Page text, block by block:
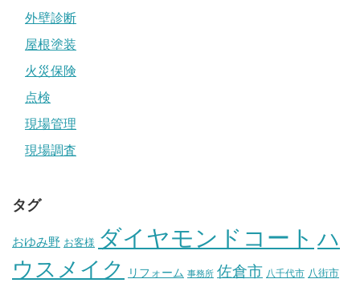
外壁診断
屋根塗装
火災保険
点検
現場管理
現場調査
タグ
おゆみ野 お客様 ダイヤモンドコート ハ
ウスメイク
リフォーム 事務所 佐倉市 八千代市 八街市